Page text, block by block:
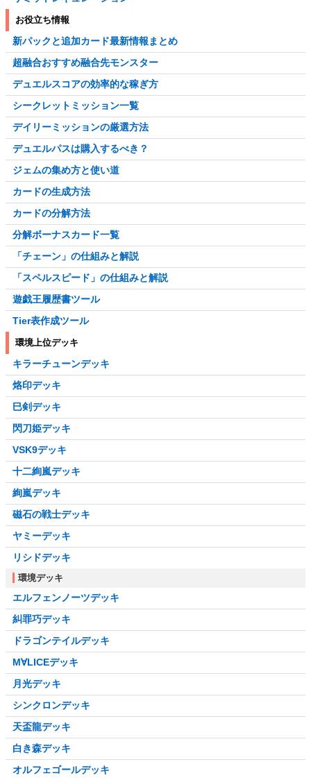
お役立ち情報
新パックと追加カード最新情報まとめ
超融合おすすめ融合先モンスター
デュエルスコアの効率的な稼ぎ方
シークレットミッション一覧
デイリーミッションの厳選方法
デュエルパスは購入するべき？
ジェムの集め方と使い道
カードの生成方法
カードの分解方法
分解ボーナスカード一覧
「チェーン」の仕組みと解説
「スペルスピード」の仕組みと解説
遊戯王履歴書ツール
Tier表作成ツール
環境上位デッキ
キラーチューンデッキ
烙印デッキ
巳剣デッキ
閃刀姫デッキ
VSK9デッキ
十二絢嵐デッキ
絢嵐デッキ
磁石の戦士デッキ
ヤミーデッキ
リシドデッキ
環境デッキ
エルフェンノーツデッキ
糾罪巧デッキ
ドラゴンテイルデッキ
M∀LICEデッキ
月光デッキ
シンクロンデッキ
天盃龍デッキ
白き森デッキ
オルフェゴールデッキ